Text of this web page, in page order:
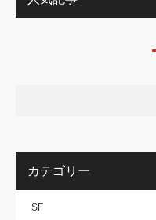
カテゴリー
SF